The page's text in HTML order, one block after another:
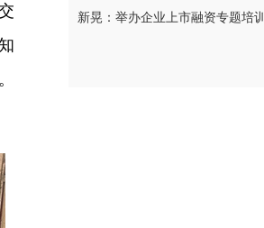
新晃：举办企业上市融资专题培训